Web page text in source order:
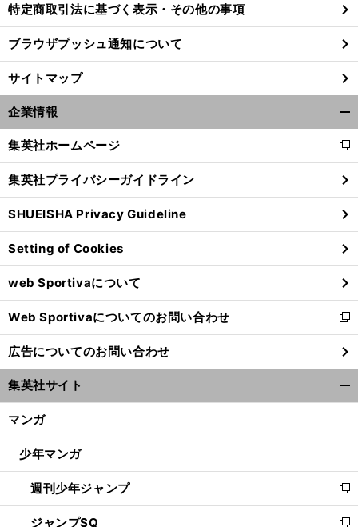
」
。
前
特定商取引法に基づく表示・その他の事項
ブラウザプッシュ通知について
サイトマップ
企業情報
閉
る
集英社ホームページ
新
し
い
ウ
ィ
ン
ド
ウ
で
開
く
集英社プライバシーガイドライン
SHUEISHA Privacy Guideline
Setting of Cookies
web Sportivaについて
Web Sportivaについてのお問い合わせ
新
し
い
ウ
ィ
ン
ウ
開
く
広告についてのお問い合わせ
集英社サイト
マンガ
少年マンガ
週刊少年ジャンプ
新
し
ジャンプSQ